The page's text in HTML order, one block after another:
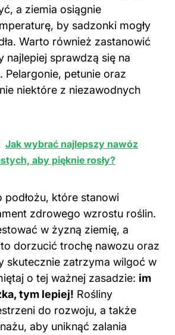
a ziemia osiągnie
by sadzonki mogły
Warto również zastanowić
najlepiej sprawdzą się na
Pelargonie, petunie oraz
niektóre z niezawodnych
Jak wybrać najlepszy nawóz
aby pięknie rosły?
podłożu, które stanowi
zdrowego wzrostu roślin.
w żyzną ziemię, a
dorzucić trochę nawozu oraz
skutecznie zatrzyma wilgoć w
o tej ważnej zasadzie: im
tym lepiej! Rośliny
do rozwoju, a także
aby uniknąć zalania